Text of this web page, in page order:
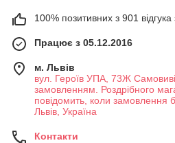
100% позитивних з 901 відгука
Працює з 05.12.2016
м. Львів
вул. Героїв УПА, 73Ж
замовленням. Роздрібного
повідомить, коли замовлення
Львів, Україна
Контакти